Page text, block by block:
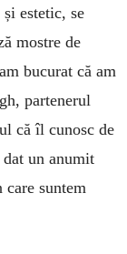
estetic, se
mostre de
bucurat că am
partenerul
că îl cunosc de
un anumit
suntem